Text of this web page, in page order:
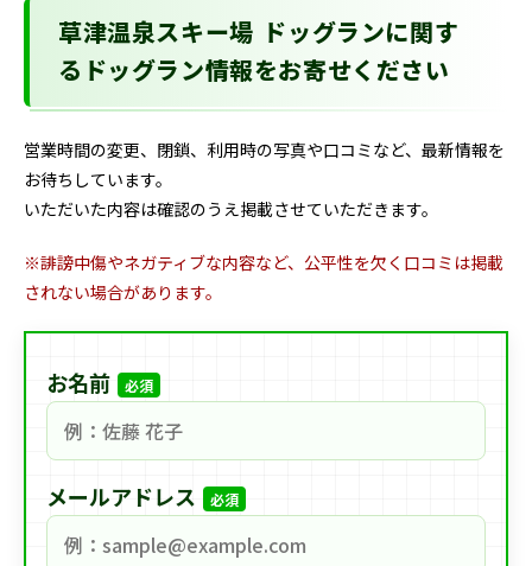
草津温泉スキー場 ドッグランに関す
るドッグラン情報をお寄せください
営業時間の変更、閉鎖、利用時の写真や口コミなど、最新情報を
お待ちしています。
いただいた内容は確認のうえ掲載させていただきます。
※誹謗中傷やネガティブな内容など、公平性を欠く口コミは掲載
されない場合があります。
お名前 必須
メールアドレス 必須